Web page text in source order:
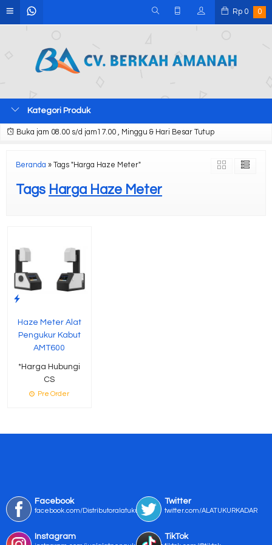
Rp 0 0
Kategori Produk
Buka jam 08.00 s/d jam17.00 , Minggu & Hari Besar Tutup
Beranda » Tags "Harga Haze Meter"
Tags Harga Haze Meter
Haze Meter Alat
Pengukur Kabut
AMT600
*Harga Hubungi
CS
Pre Order
Facebook
facebook.com/Distributoralatukur
Twitter
twitter.com/ALATUKURKADAR
Instagram TikTok